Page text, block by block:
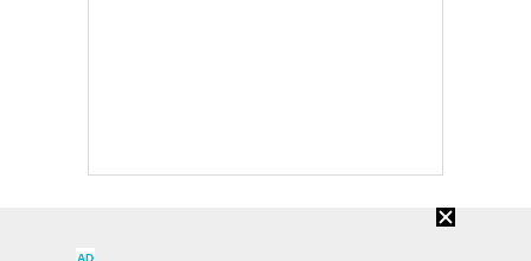
AD